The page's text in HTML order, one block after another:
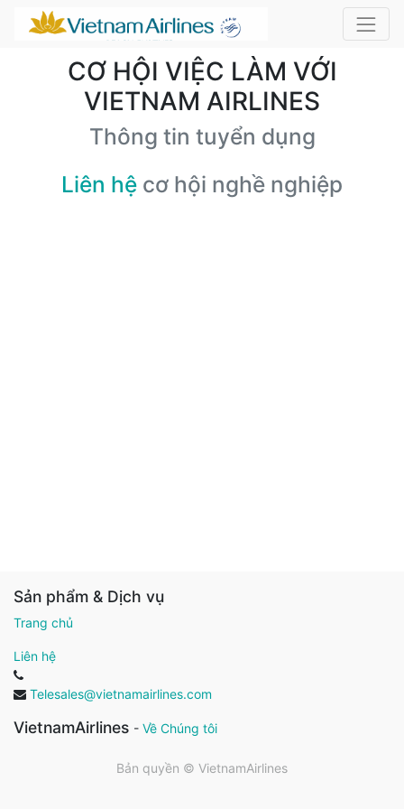
CƠ HỘI VIỆC LÀM VỚI
VIETNAM AIRLINES
Thông tin tuyển dụng
Liên hệ cơ hội nghề nghiệp
Sản phẩm & Dịch vụ
Trang chủ
Liên hệ
Telesales@vietnamairlines.com
VietnamAirlines - Về Chúng tôi
Bản quyền © VietnamAirlines